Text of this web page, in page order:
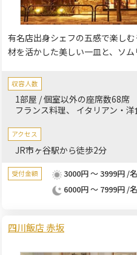
有名店出身シェフの五感で楽し
材を活かした美しい一皿と、ソ
ービス料不要。前日まで人数変更
なコンシェルジュが二次会や法人
収容人数
1部屋 / 個室以外の座席数68席
フランス料理
イタリアン・洋
アクセス
JR市ヶ谷駅から徒歩2分
受付金額
3000円 ～ 3999円 /名
6000円 ～ 7999円 /名
四川飯店 赤坂